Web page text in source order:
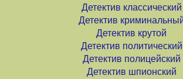
Детектив классический
Детектив
Детектив крутой
Детектив политический
Детектив полицейский
Детектив шпионский